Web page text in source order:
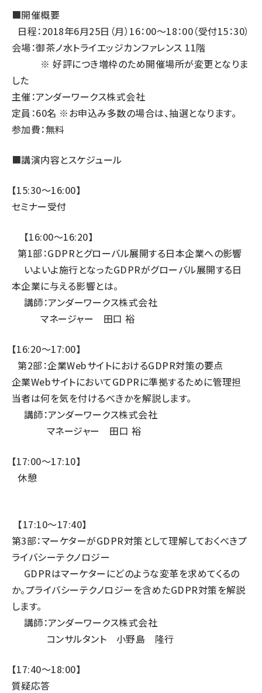
■開催概要
日程：2018年6月25日（月）16：00〜18：00（受付15：30）
会場：御茶ノ水トライエッジカンファレンス 11階
※ 好評につき増枠のため開催場所が変更となりま
した
主催：アンダーワークス株式会社
定員：60名 ※お申込み多数の場合は、抽選となります。
参加費：無料
■講演内容とスケジュール
【15:30〜16:00】
セミナー受付
【16:00〜16:20】
第1部：GDPRとグローバル展開する日本企業への影響
いよいよ施行となったGDPRがグローバル展開する日
本企業に与える影響とは。
講師：アンダーワークス株式会社
マネージャー 田口 裕
【16:20〜17:00】
第2部：企業WebサイトにおけるGDPR対策の要点
企業WebサイトにおいてGDPRに準拠するために管理担
当者は何を気を付けるべきかを解説します。
講師：アンダーワークス株式会社
マネージャー 田口 裕
【17:00〜17:10】
休憩
【17:10〜17:40】
第3部：マーケターがGDPR対策として理解しておくべきプ
ライバシーテクノロジー
GDPRはマーケターにどのような変革を求めてくるの
か。プライバシーテクノロジーを含めたGDPR対策を解説
します。
講師：アンダーワークス株式会社
コンサルタント 小野島 隆行
【17:40〜18:00】
質疑応答